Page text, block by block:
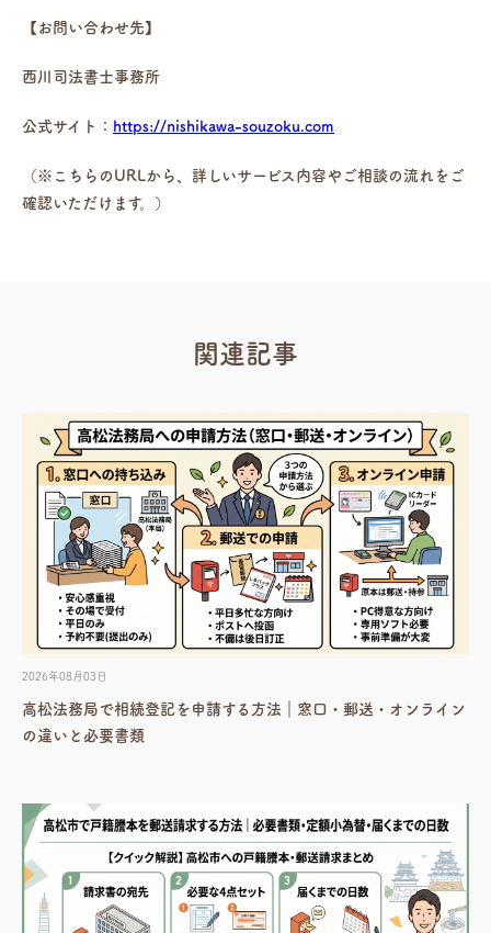
【お問い合わせ先】
西川司法書士事務所
公式サイト： https://nishikawa-souzoku.com
（※こちらのURLから、詳しいサービス内容やご相談の流れをご
確認いただけます。）
関連記事
2026年08月03日
高松法務局で相続登記を申請する方法｜窓口・郵送・オンライン
の違いと必要書類